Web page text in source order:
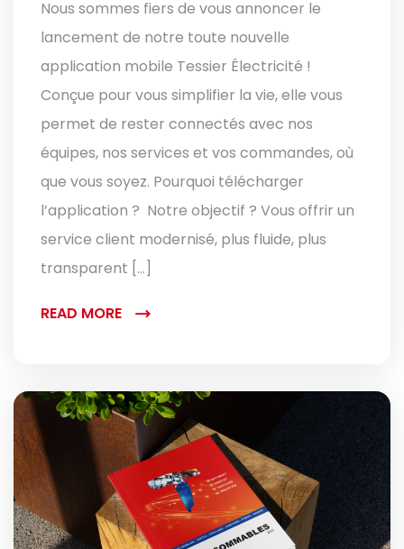
Nous sommes fiers de vous annoncer le
lancement de notre toute nouvelle
application mobile Tessier Électricité !
Conçue pour vous simplifier la vie, elle vous
permet de rester connectés avec nos
équipes, nos services et vos commandes, où
que vous soyez. Pourquoi télécharger
l’application ? Notre objectif ? Vous offrir un
service client modernisé, plus fluide, plus
transparent […]
READ MORE